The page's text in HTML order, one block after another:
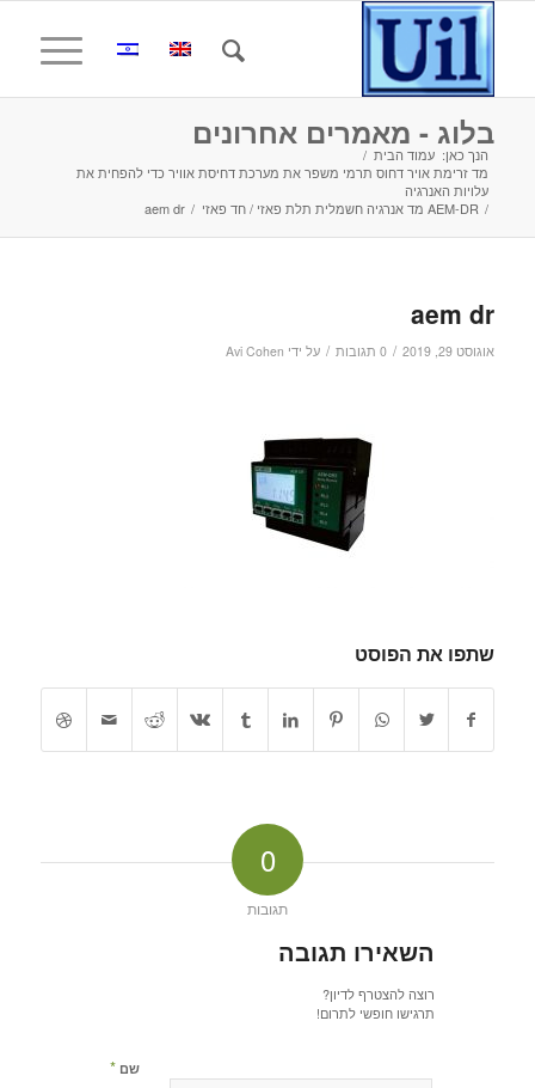
בלוג - מאמרים אחרונים
הנך כאן: עמוד הבית /
מד זרימת אויר דחוס תרמי משפר את מערכת דחיסת אוויר כדי להפחית את
עלויות האנרגיה
/ AEM-DR מד אנרגיה חשמלית תלת פאזי / חד פאזי /
aem dr
aem dr
אוגוסט 29, 2019 / 0 תגובות / על ידי Avi Cohen
שתפו את הפוסט
0
תגובות
השאירו תגובה
רוצה להצטרף לדיון?
תרגישו חופשי לתרום!
שם *